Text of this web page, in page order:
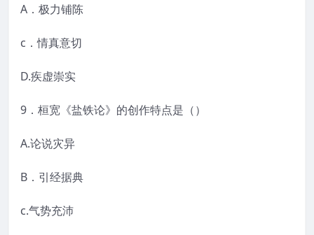
A．极力铺陈
c．情真意切
D.疾虚崇实
9．桓宽《盐铁论》的创作特点是（）
A.论说灾异
B．引经据典
c.气势充沛